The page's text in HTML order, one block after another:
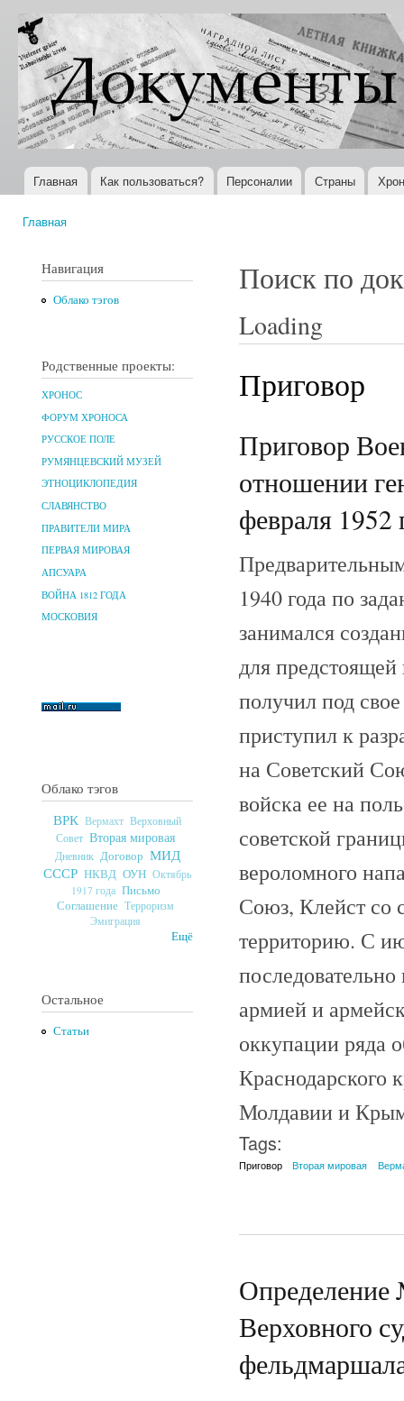
Документы
XX века
Всемирная
история в
Интернете
Главное меню
Главная Как пользоваться? Персоналии Страны
Главная
Навигация
Облако тэгов
Родственные проекты:
ХРОНОС
ФОРУМ ХРОНОСА
РУССКОЕ ПОЛЕ
РУМЯНЦЕВСКИЙ МУЗЕЙ
ЭТНОЦИКЛОПЕДИЯ
СЛАВЯНСТВО
ПРАВИТЕЛИ МИРА
ПЕРВАЯ МИРОВАЯ
АПСУАРА
ВОЙНА 1812 ГОДА
МОСКОВИЯ
Облако тэгов
ВРК Вермахт Верховный
Совет Вторая мировая
Дневник Договор МИД
СССР НКВД ОУН Октябрь
1917 года Письмо
Соглашение Терроризм
Эмиграция
Ещё
Остальное
Статьи
Поиск по
Loading
Приговор
Приговор
отношении
февраля 1952
1940 года по
занимался
для
получил под
приступил к
на Советский
войска ее на
советской
вероломного
Союз, Клейст со
территорию. С
армией и
оккупации ряда
Краснодарского
Молдавии и
Tags:
Приговор Вторая мировая
Верховного